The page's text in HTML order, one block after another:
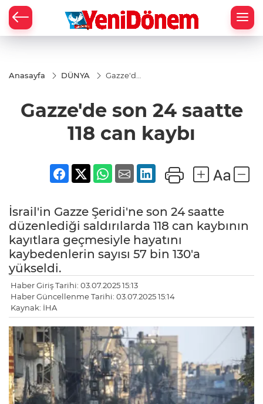
Anasayfa DÜNYA
Gazze'de
kaybı
Gazze'de son 24 saatte
118 can kaybı
İsrail'in Gazze Şeridi'ne son 24 saatte
düzenlediği saldırılarda 118 can kaybının
kayıtlara geçmesiyle hayatını
kaybedenlerin sayısı 57 bin 130'a
yükseldi.
Haber Giriş Tarihi: 03.07.2025 15:13
Haber Güncellenme Tarihi: 03.07.2025 15:14
Kaynak: İHA